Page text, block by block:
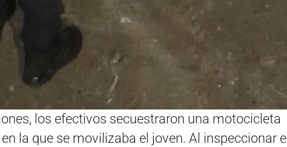
los efectivos secuestraron una motocicleta
la que se movilizaba el joven. Al inspeccionar el